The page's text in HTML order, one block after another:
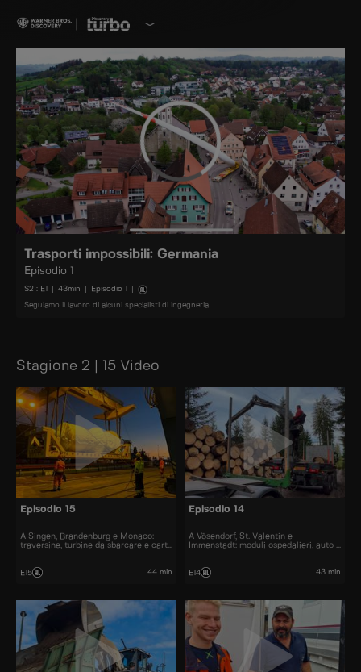
Trasporti impossibili: Germania
Episodio 1
S2 : E1 43min Episodio 1
Seguiamo il lavoro di alcuni specialisti di ingegneria.
Stagione 2 | 15 Video
Episodio 15
A Singen, Brandenburg e Monaco:
traversine, turbine da sbarcare e carta
E15 44 min
Episodio 14
A Vösendorf, St. Valentin e
Immenstadt: moduli ospedalieri, auto e
E14 43 min